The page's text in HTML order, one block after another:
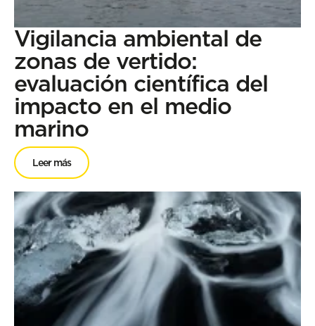
Vigilancia ambiental de
zonas de vertido:
evaluación científica del
impacto en el medio
marino
Leer más